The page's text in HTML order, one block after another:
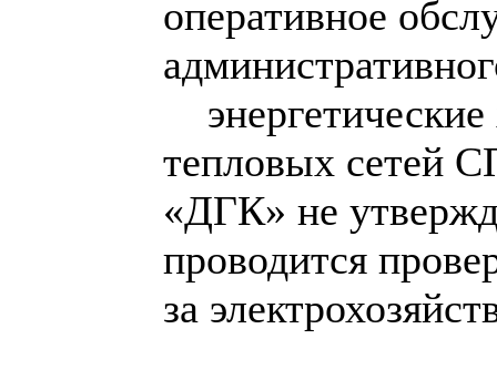
оперативное
энергетические
тепловых сетей
«ДГК» не
проводится
за